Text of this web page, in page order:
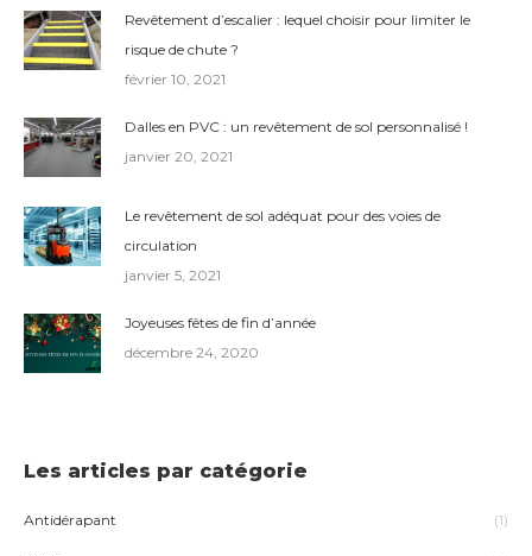
Revêtement d’escalier : lequel choisir pour limiter le
risque de chute ?
février 10, 2021
Dalles en PVC : un revêtement de sol personnalisé !
janvier 20, 2021
Le revêtement de sol adéquat pour des voies de
circulation
janvier 5, 2021
Joyeuses fêtes de fin d’année
décembre 24, 2020
Les articles par catégorie
Antidérapant (1)